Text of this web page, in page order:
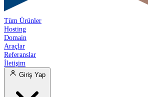
Tüm Ürünler
Hosting
Domain
Araçlar
Referanslar
İletişim
Giriş Yap